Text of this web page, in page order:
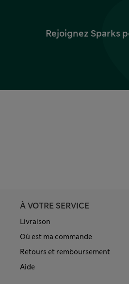
Rejoignez Sparks
À VOTRE SERVICE
Livraison
Où est ma commande
Retours et remboursement
Aide